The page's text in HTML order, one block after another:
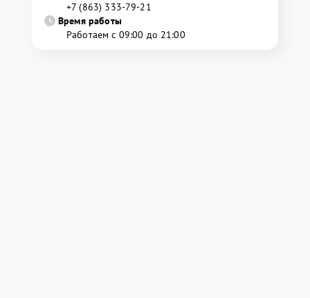
+7 (863) 333-79-21
Время работы
Работаем с 09:00 до 21:00